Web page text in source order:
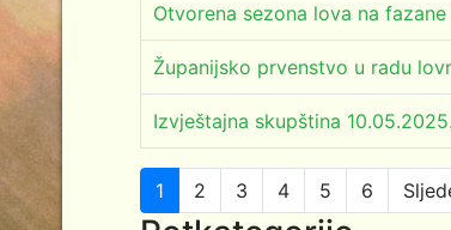
Otvorena sezona lova na fazane
Županijsko prvenstvo u radu
Izvještajna skupština
1 2 3 4 5 6